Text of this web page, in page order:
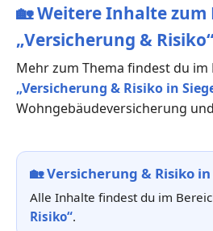
🏡Weitere Inhalte zum
„Versicherung & Risiko“
Mehr zum Thema findest du im
„Versicherung & Risiko in
Wohngebäudeversicherung
🏡Versicherung & Risiko in
Alle Inhalte findest du im
Risiko“.